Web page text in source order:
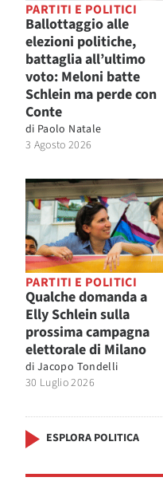
PARTITI E POLITICI
Ballottaggio alle
elezioni politiche,
battaglia all’ultimo
voto: Meloni batte
Schlein ma perde con
Conte
di Paolo Natale
3 Agosto 2026
PARTITI E POLITICI
Qualche domanda a
Elly Schlein sulla
prossima campagna
elettorale di Milano
di Jacopo Tondelli
30 Luglio 2026
ESPLORA POLITICA